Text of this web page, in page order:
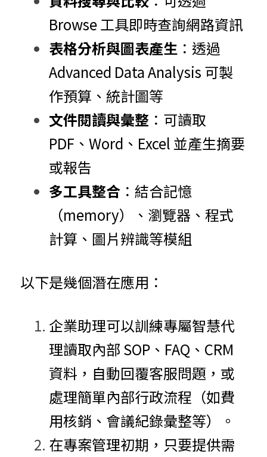
Browse 工具即時查詢網路資訊
表格分析與圖表產生 ：透過
Advanced Data Analysis 可製
作預算、統計圖等
文件閱讀與彙整 ：可讀取
PDF、Word、Excel 並產生摘要
或報告
多工具整合 ：結合記憶
（memory）、瀏覽器、程式
計算、圖片辨識等模組
以下是幾個潛在應用：
企業助理可以訓練專屬智慧代
理讀取內部 SOP、FAQ、CRM
資料，自動回覆客服問題，或
處理簡單內部行政流程（如費
用核銷、會議紀錄彙整等）。
在專案管理初期，只要提供需